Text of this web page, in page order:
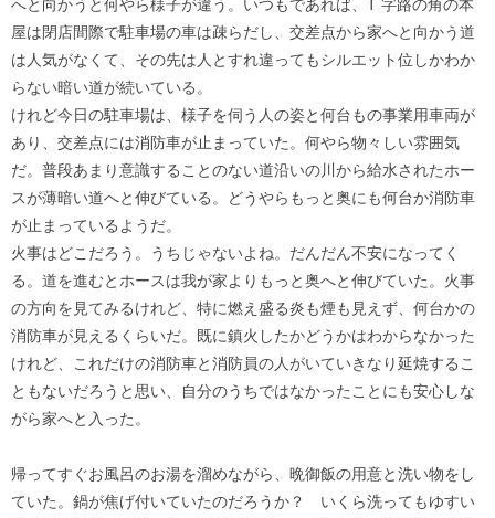
へと向かうと何やら様子が違う。いつもであれば、T 字路の角の本
屋は閉店間際で駐車場の車は疎らだし、交差点から家へと向かう道
は人気がなくて、その先は人とすれ違ってもシルエット位しかわか
らない暗い道が続いている。
けれど今日の駐車場は、様子を伺う人の姿と何台もの事業用車両が
あり、交差点には消防車が止まっていた。何やら物々しい雰囲気
だ。普段あまり意識することのない道沿いの川から給水されたホー
スが薄暗い道へと伸びている。どうやらもっと奥にも何台か消防車
が止まっているようだ。
火事はどこだろう。うちじゃないよね。だんだん不安になってく
る。道を進むとホースは我が家よりもっと奥へと伸びていた。火事
の方向を見てみるけれど、特に燃え盛る炎も煙も見えず、何台かの
消防車が見えるくらいだ。既に鎮火したかどうかはわからなかった
けれど、これだけの消防車と消防員の人がいていきなり延焼するこ
ともないだろうと思い、自分のうちではなかったことにも安心しな
がら家へと入った。
帰ってすぐお風呂のお湯を溜めながら、晩御飯の用意と洗い物をし
ていた。鍋が焦げ付いていたのだろうか？ いくら洗ってもゆすい